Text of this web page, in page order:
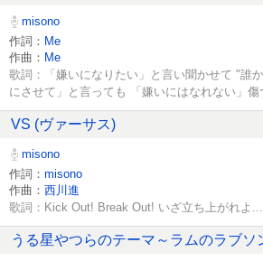
misono
作詞： Me
作曲： Me
歌詞：「嫌いになりたい」と言い聞かせて "誰
にさせて」と言っても 「嫌いにはなれない」傷
VS (ヴァーサス)
misono
作詞： misono
作曲： 西川進
歌詞：Kick Out! Break Out! いざ立ち上がれよ...
うる星やつらのテーマ～ラムのラブソ